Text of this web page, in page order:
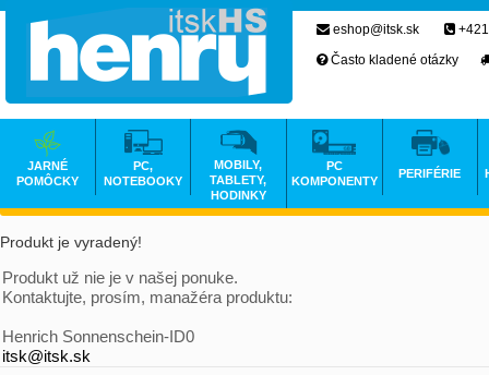
Produkt je vyradený!
Produkt už nie je v našej ponuke.
Kontaktujte, prosím, manažéra produktu:
Henrich Sonnenschein-ID0
itsk@itsk.sk
eshop@itsk.sk
Často kladené otázky
JARNÉ
POMÔCKY
PC,
NOTEBOOKY
MOBILY,
TABLETY,
HODINKY
PC
KOMPONENTY
PERIFÉRIE